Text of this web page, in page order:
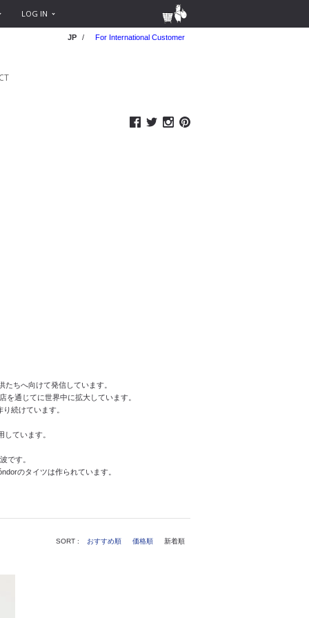
LOG IN
JP / For International Customer
ちへ向けて発信しています。
通じてに世界中に拡大しています。
続けています。
ています。
です。
のタイツは作られています。
SORT : おすすめ順 価格順 新着順